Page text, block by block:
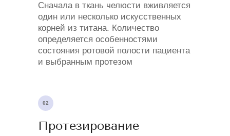
Сначала в ткань челюсти вживляется
один или несколько искусственных
корней из титана. Количество
определяется особенностями
состояния ротовой полости пациента
и выбранным протезом
Протезирование
02